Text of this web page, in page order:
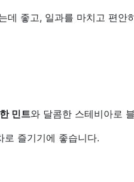
데 좋고, 일과를 마치고 편
민트와 달콤한 스테비아로
로 즐기기에 좋습니다.